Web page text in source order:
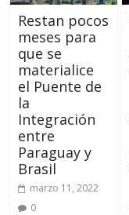
Restan pocos
meses para
que se
materialice
el Puente de
la
Integración
entre
Paraguay y
Brasil
marzo 11, 2022
0